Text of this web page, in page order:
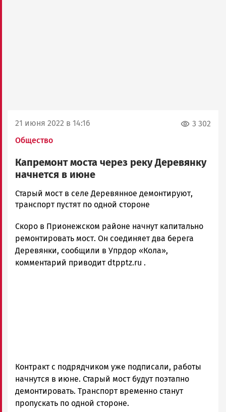
21 июня 2022 в 14:16
Общество
3 302
Капремонт моста через реку Деревянку
начнется в июне
Корректор
Новости
и
Карелии
|
Петрозаводск
Старый мост в селе Деревянное демонтируют,
транспорт пустят по одной стороне
Скоро в Прионежском районе начнут капитально
ремонтировать мост. Он соединяет два берега
Деревянки, сообщили в Упрдор «Кола»,
комментарий приводит dtpptz.ru .
Контракт с подрядчиком уже подписали, работы
начнутся в июне. Старый мост будут поэтапно
демонтировать. Транспорт временно станут
пропускать по одной стороне.